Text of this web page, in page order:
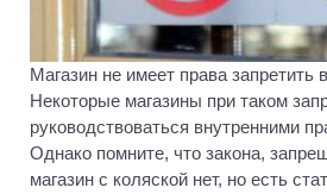
Магазин не имеет права запретить
Некоторые магазины при таком
руководствоваться внутренними
Однако помните, что закона,
магазин с коляской нет, но есть